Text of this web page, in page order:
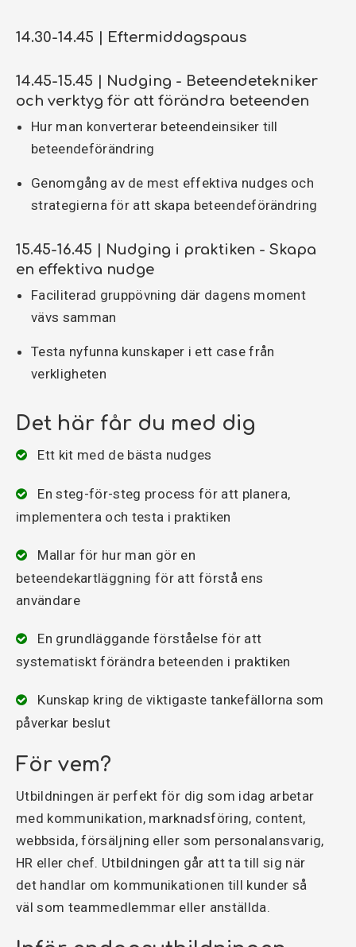
14.30-14.45 | Eftermiddagspaus
14.45-15.45 | Nudging - Beteendetekniker
och verktyg för att förändra beteenden
Hur man konverterar beteendeinsiker till
beteendeförändring
Genomgång av de mest effektiva nudges och
strategierna för att skapa beteendeförändring
15.45-16.45 | Nudging i praktiken - Skapa
en effektiva nudge
Faciliterad gruppövning där dagens moment
vävs samman
Testa nyfunna kunskaper i ett case från
verkligheten
Det här får du med dig
Ett kit med de bästa nudges
En steg-för-steg process för att planera,
implementera och testa i praktiken
Mallar för hur man gör en
beteendekartläggning för att förstå ens
användare
En grundläggande förståelse för att
systematiskt förändra beteenden i praktiken
Kunskap kring de viktigaste tankefällorna som
påverkar beslut
För vem?
Utbildningen är perfekt för dig som idag arbetar
med kommunikation, marknadsföring, content,
webbsida, försäljning eller som personalansvarig,
HR eller chef. Utbildningen går att ta till sig när
det handlar om kommunikationen till kunder så
väl som teammedlemmar eller anställda.